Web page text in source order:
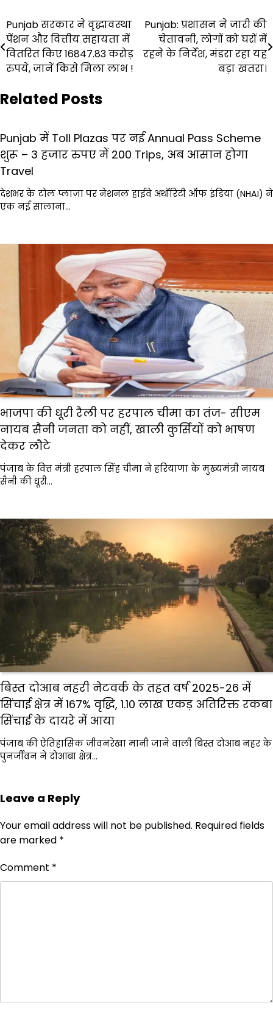
Post
navigation
Punjab सरकार ने वृद्धावस्था
पेंशन और वित्तीय सहायता में
वितरित किए 16847.83 करोड़
रुपये, जानें किसे मिला लाभ !
Punjab: प्रशासन ने जारी की
चेतावनी, लोगों को घरों में
रहने के निर्देश, मंडरा रहा यह
बड़ा खतरा।
Related Posts
Punjab में Toll Plazas पर नई Annual Pass Scheme
शुरू – 3 हजार रुपए में 200 Trips, अब आसान होगा
Travel
देशभर के टोल प्लाज़ा पर नेशनल हाईवे अथॉरिटी ऑफ इंडिया (NHAI) ने
एक नई सालाना…
भाजपा की धूरी रैली पर हरपाल चीमा का तंज- सीएम
नायब सैनी जनता को नहीं, खाली कुर्सियों को भाषण
देकर लौटे
पंजाब के वित्त मंत्री हरपाल सिंह चीमा ने हरियाणा के मुख्यमंत्री नायब
सैनी की धूरी…
बिस्त दोआब नहरी नेटवर्क के तहत वर्ष 2025-26 में
सिंचाई क्षेत्र में 167% वृद्धि, 1.10 लाख एकड़ अतिरिक्त रकबा
सिंचाई के दायरे में आया
पंजाब की ऐतिहासिक जीवनरेखा मानी जाने वाली बिस्त दोआब नहर के
पुनर्जीवन ने दोआबा क्षेत्र…
Leave a Reply
Your email address will not be published. Required fields
are marked *
Comment *